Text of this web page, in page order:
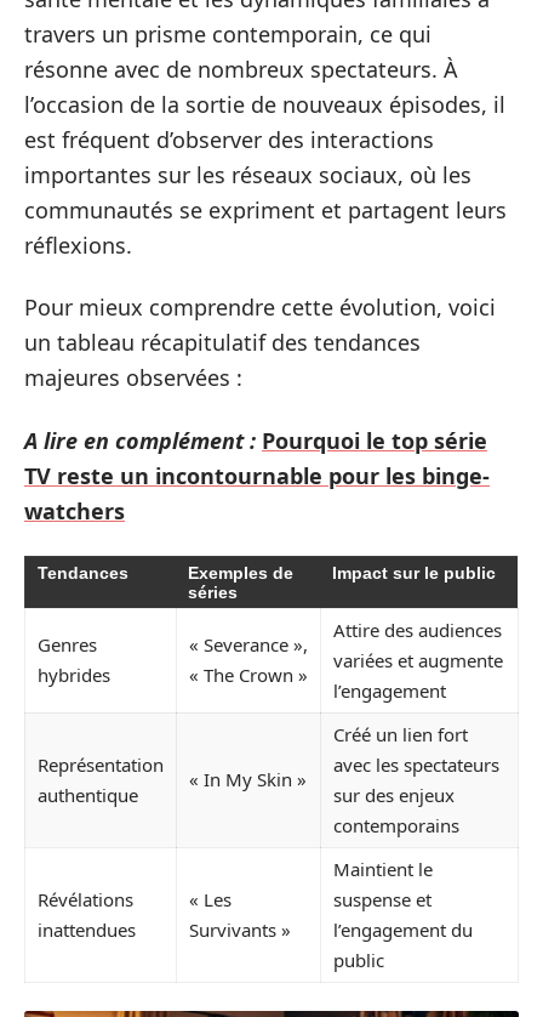
travers un prisme contemporain, ce qui
résonne avec de nombreux spectateurs. À
l’occasion de la sortie de nouveaux épisodes, il
est fréquent d’observer des interactions
importantes sur les réseaux sociaux, où les
communautés se expriment et partagent leurs
réflexions.
Pour mieux comprendre cette évolution, voici
un tableau récapitulatif des tendances
majeures observées :
A lire en complément : Pourquoi le top série
TV reste un incontournable pour les binge-
watchers
Tendances
Exemples de
séries
Impact sur le public
Genres
hybrides
« Severance »,
« The Crown »
Attire des audiences
variées et augmente
l’engagement
Représentation
authentique
« In My Skin »
Créé un lien fort
avec les spectateurs
sur des enjeux
contemporains
Révélations
inattendues
« Les
Survivants »
Maintient le
suspense et
l’engagement du
public